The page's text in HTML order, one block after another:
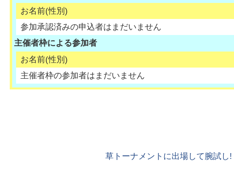
お名前(性別)
参加承認済みの申込者はまだいません
主催者枠による参加者
お名前(性別)
主催者枠の参加者はまだいません
草トーナメントに出場して腕試し!